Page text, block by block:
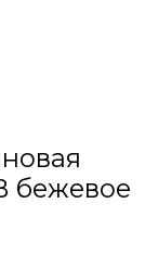
бежевое